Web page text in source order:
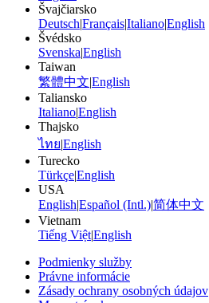
Švajčiarsko
Deutsch|Français|Italiano|English
Švédsko
Svenska|English
Taiwan
繁體中文|English
Taliansko
Italiano|English
Thajsko
ไทย|English
Turecko
Türkçe|English
USA
English|Español (Intl.)|简体中文
Vietnam
Tiếng Việt|English
Podmienky služby
Právne informácie
Zásady ochrany osobných údajov